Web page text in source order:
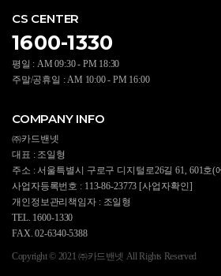
CS CENTER
1600-1330
평일 : AM 09:30 - PM 18:30
주말/공휴일 : AM 10:00 - PM 16:00
COMPANY INFO
㈜카드밴넷
대표 : 조일형
주소 : 서울특별시 구로구 디지털로26길 61, 601호
사업자등록번호 : 113-86-23773 [사업자확인]
개인정보관리책임자 : 조일형
TEL. 1600-1330
FAX. 02-6340-5388
Copyright © 2021 ㈜카드밴넷 All Rights Reserved